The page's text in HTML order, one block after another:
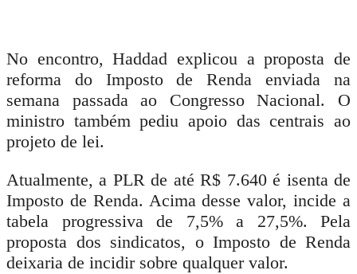
No encontro, Haddad explicou a proposta de
reforma do Imposto de Renda enviada na
semana passada ao Congresso Nacional. O
ministro também pediu apoio das centrais ao
projeto de lei.
Atualmente, a PLR de até R$ 7.640 é isenta de
Imposto de Renda. Acima desse valor, incide a
tabela progressiva de 7,5% a 27,5%. Pela
proposta dos sindicatos, o Imposto de Renda
deixaria de incidir sobre qualquer valor.